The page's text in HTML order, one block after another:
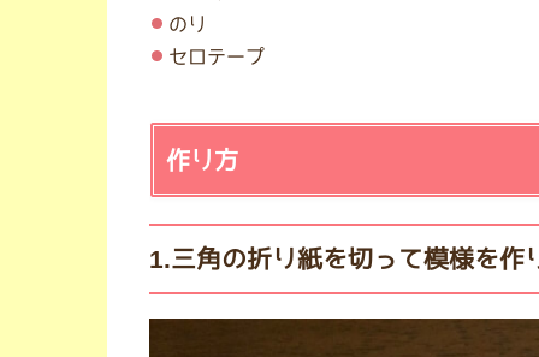
のり
セロテープ
作り方
1.三角の折り紙を切って模様を作